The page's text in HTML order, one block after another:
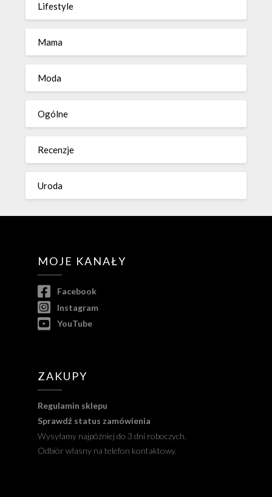
Lifestyle
Mama
Moda
Ogólne
Recenzje
Uroda
MOJE KANAŁY
Facebook
Instagram
YouTube
ZAKUPY
Regulamin sklepu
Sprawdź status zamówienia
Wysyłamy najpóźniej do 3 dni roboczych.
Odbiór własny na telefon kontaktowy.